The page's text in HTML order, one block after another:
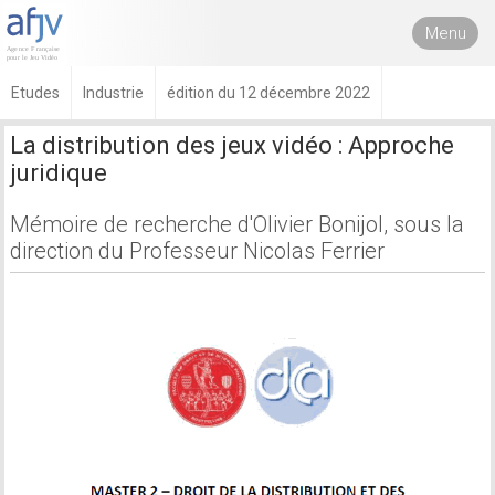
Menu
Etudes Industrie édition du 12 décembre 2022
La distribution des jeux vidéo : Approche
juridique
Mémoire de recherche d'Olivier Bonijol, sous la
direction du Professeur Nicolas Ferrier